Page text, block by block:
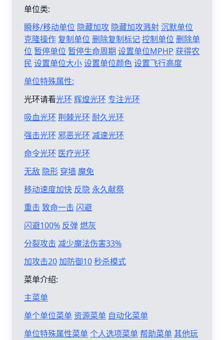
单位类:
瞬移/移动单位 隐藏加攻 隐藏加攻溅射沉默单位
克隆操作 复制单位 删除复制标记控制单位 删除单
位 暂停单位 暂停生命周期 设置单位MPHP 获得农
民 设置单位大小设置单位颜色设置飞行高度
单位特殊属性:
光环请看光环 辉煌光环 专注光环
吸血光环 荆棘光环 耐久光环
强击光环 邪恶光环 减速光环
命令光环 医疗光环
无敌 隐形 穿墙 魔免
移动速度加快 反隐 永久献祭
重击 致命一击 闪避
闪避100% 反弹燃灰
分裂攻击 减少魔法伤害33%
加攻击20加防御10秒杀模式
菜单介绍:
主菜单
单个单位菜单 资源菜单 自动化菜单
单位特殊属性菜单个人选项菜单帮助菜单其他玩